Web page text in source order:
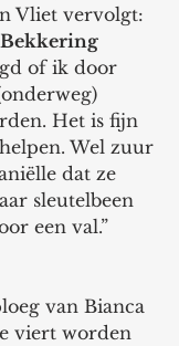
Vliet vervolgt:
of ik door
Het is fijn
Wel zuur
dat ze
sleutelbeen
een val.”
van Bianca
viert worden